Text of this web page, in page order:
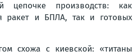
цепочке производств: как
ракет и БПЛА, так и готовых
схожа с киевской: «титаны